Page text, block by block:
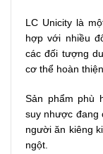
LC Unicity là
hợp với nhiều
các đối tượng
cơ thể hoàn
Sản phẩm phù
suy nhược đang
người ăn kiêng
ngột.